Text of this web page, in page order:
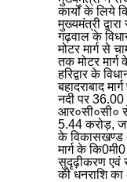
कार्यों के लिये
मुख्यमंत्री
गढ़वाल के
मोटर मार्ग से
तक मोटर
हरिद्वार के
बहादराबाद
नदी पर 36.00
आर०सी०सी०
5.44 करोड़,
के विकासखण्ड
मार्ग के
सुदृढ़ीकरण एवं
की धनराशि का